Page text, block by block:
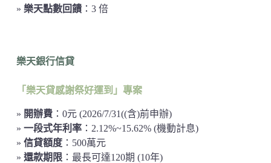
» 樂天點數回饋：3 倍
樂天銀行信貸
「樂天貸感謝祭好運到」專案
» 開辦費：0元 (2026/7/31((含)前申辦)
» 一段式年利率：2.12%~15.62% (機動計息)
» 信貸額度：500萬元
» 還款期限：最長可達120期 (10年)